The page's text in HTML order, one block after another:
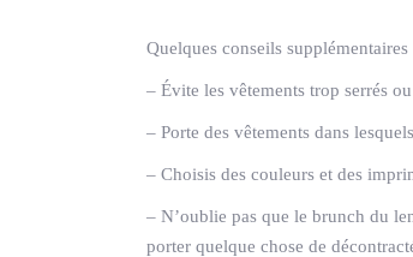
Quelques conseils supplémentaires
– Évite les vêtements trop serrés
– Porte des vêtements dans
– Choisis des couleurs et des
– N’oublie pas que le brunch du
porter quelque chose de